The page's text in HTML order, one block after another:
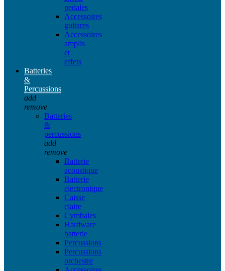
pedales
Accessoires
guitares
Accessoires
amplis
et
effets
Batteries
&
Percussions
add
remove
Batteries
&
percussions
add
remove
Batterie
acoustique
Batterie
electronique
Caisse
claire
Cymbales
Hardware
batterie
Percussions
Percussions
orchestre